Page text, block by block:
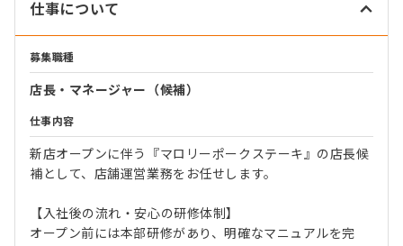
仕事について
募集職種
店長・マネージャー（候補）
仕事内容
新店オープンに伴う『マロリーポークステーキ』の店長候
補として、店舗運営業務をお任せします。
【入社後の流れ・安心の研修体制】
オープン前には本部研修があり、明確なマニュアルを完